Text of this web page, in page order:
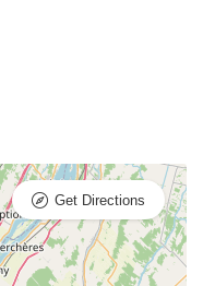
Get Directions